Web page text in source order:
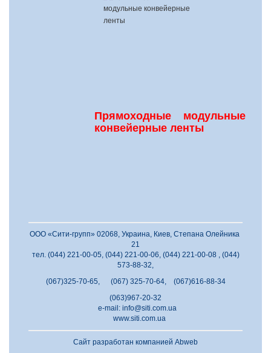
Прямоходные модульные
конвейерные ленты
ООО «Сити-групп» 02068, Украина, Киев, Степана Олейника
21
тел. (044) 221-00-05, (044) 221-00-06, (044) 221-00-08 , (044)
573-88-32,
(067)325-70-65, (067) 325-70-64, (067)616-88-34
(063)967-20-32
e-mail: info@siti.com.ua
www.siti.com.ua
Сайт разработан компанией Abweb